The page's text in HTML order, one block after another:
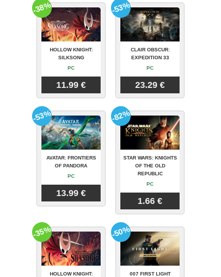
HOLLOW KNIGHT:
SILKSONG
PC
11.99 €
-38%
CLAIR OBSCUR:
EXPEDITION 33
PC
23.29 €
-53%
AVATAR: FRONTIERS
OF PANDORA
PC
13.99 €
-53%
STAR WARS: KNIGHTS
OF THE OLD
REPUBLIC
PC
1.66 €
-82%
HOLLOW KNIGHT:
-35%
007 FIRST LIGHT
-50%